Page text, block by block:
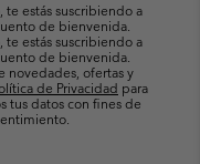
estás suscribiendo a
de bienvenida.
estás suscribiendo a
de bienvenida.
novedades, ofertas y
de Privacidad para
tus datos con fines de